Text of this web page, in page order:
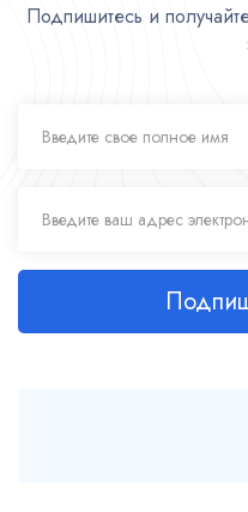
Подпишитесь и